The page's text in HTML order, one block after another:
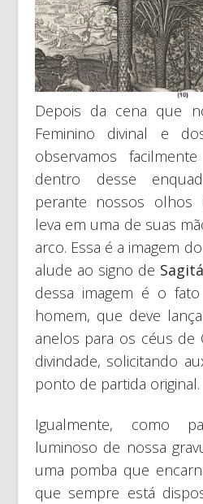
Depois da cena que
Feminino divinal e
observamos
dentro desse
perante nossos
leva em uma de suas
arco. Essa é a imagem
alude ao signo de
dessa imagem é o
homem, que deve
anelos para os céus de
divindade, solicitando
ponto de partida original.
Igualmente, como
luminoso de nossa
uma pomba que
que sempre está